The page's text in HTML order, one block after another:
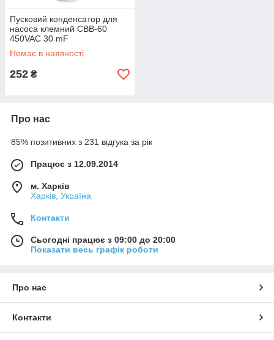
Пусковий конденсатор для
насоса клемний CBB-60
450VAC 30 mF
Немає в наявності
252 ₴
Про нас
85% позитивних з 231 відгука за рік
Працює з 12.09.2014
м. Харків
Харків, Україна
Контакти
Сьогодні працює з 09:00 до 20:00
Показати весь графік роботи
Про нас
Контакти